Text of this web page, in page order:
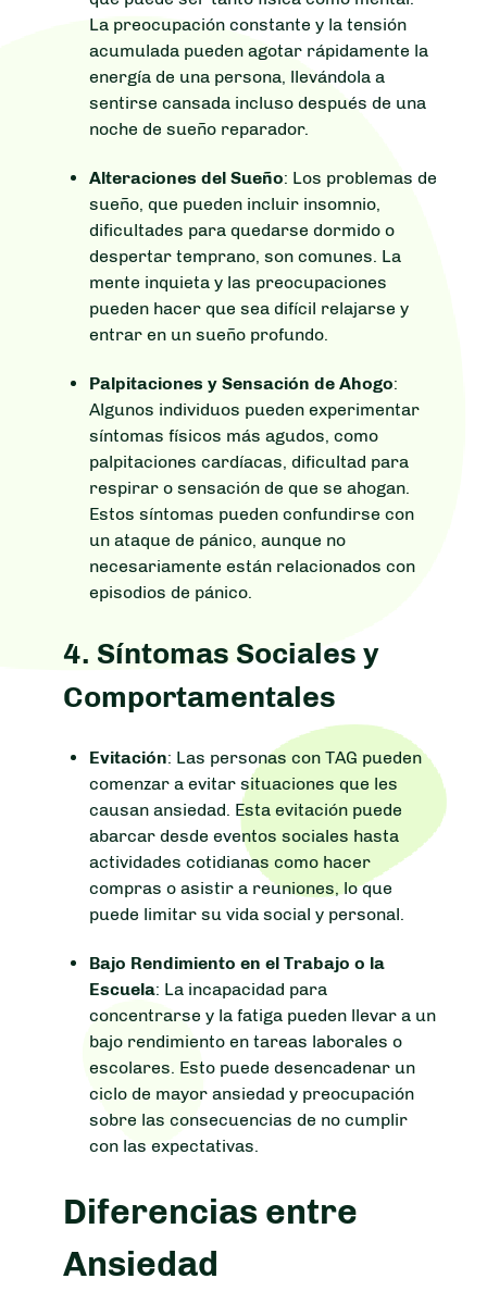
La preocupación constante y la tensión
acumulada pueden agotar rápidamente la
energía de una persona, llevándola a
sentirse cansada incluso después de una
noche de sueño reparador.
Alteraciones del Sueño: Los problemas de
sueño, que pueden incluir insomnio,
dificultades para quedarse dormido o
despertar temprano, son comunes. La
mente inquieta y las preocupaciones
pueden hacer que sea difícil relajarse y
entrar en un sueño profundo.
Palpitaciones y Sensación de Ahogo:
Algunos individuos pueden experimentar
síntomas físicos más agudos, como
palpitaciones cardíacas, dificultad para
respirar o sensación de que se ahogan.
Estos síntomas pueden confundirse con
un ataque de pánico, aunque no
necesariamente están relacionados con
episodios de pánico.
4. Síntomas Sociales y
Comportamentales
Evitación: Las personas con TAG pueden
comenzar a evitar situaciones que les
causan ansiedad. Esta evitación puede
abarcar desde eventos sociales hasta
actividades cotidianas como hacer
compras o asistir a reuniones, lo que
puede limitar su vida social y personal.
Bajo Rendimiento en el Trabajo o la
Escuela: La incapacidad para
concentrarse y la fatiga pueden llevar a un
bajo rendimiento en tareas laborales o
escolares. Esto puede desencadenar un
ciclo de mayor ansiedad y preocupación
sobre las consecuencias de no cumplir
con las expectativas.
Diferencias entre
Ansiedad